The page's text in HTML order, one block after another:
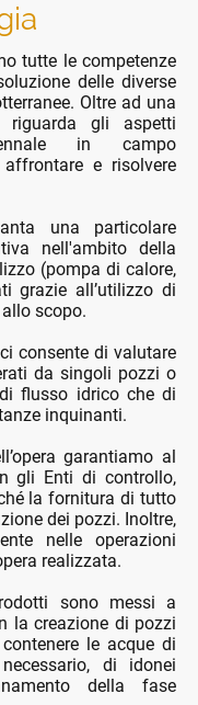
tutte le competenze
delle diverse
Oltre ad una
riguarda gli aspetti
in campo
e risolvere
una particolare
nell'ambito della
(pompa di calore,
grazie all’utilizzo di
scopo.
consente di valutare
da singoli pozzi o
flusso idrico che di
inquinanti.
garantiamo al
gli Enti di controllo,
la fornitura di tutto
dei pozzi. Inoltre,
nelle operazioni
realizzata.
sono messi a
la creazione di pozzi
le acque di
di idonei
della fase